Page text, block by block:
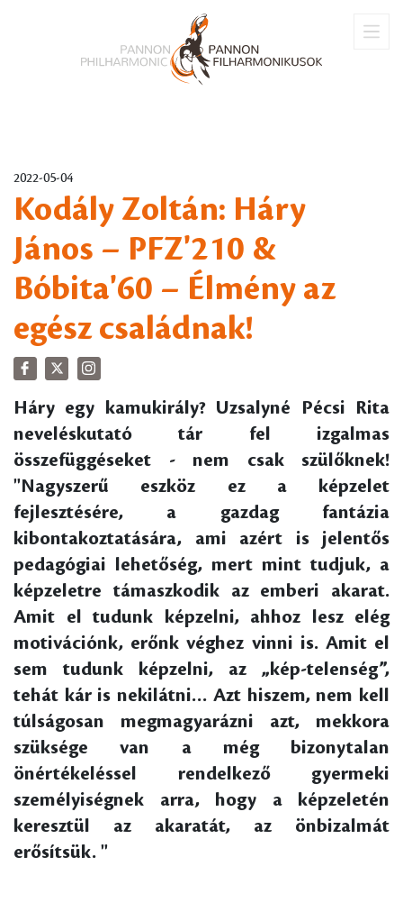
2022-05-04
Kodály Zoltán: Háry
János – PFZ'210 &
Bóbita'60 – Élmény az
egész családnak!
Háry egy kamukirály? Uzsalyné Pécsi Rita
neveléskutató tár fel izgalmas
összefüggéseket - nem csak szülőknek!
"Nagyszerű eszköz ez a képzelet
fejlesztésére, a gazdag fantázia
kibontakoztatására, ami azért is jelentős
pedagógiai lehetőség, mert mint tudjuk, a
képzeletre támaszkodik az emberi akarat.
Amit el tudunk képzelni, ahhoz lesz elég
motivációnk, erőnk véghez vinni is. Amit el
sem tudunk képzelni, az „kép-telenség”,
tehát kár is nekilátni… Azt hiszem, nem kell
túlságosan megmagyarázni azt, mekkora
szüksége van a még bizonytalan
önértékeléssel rendelkező gyermeki
személyiségnek arra, hogy a képzeletén
keresztül az akaratát, az önbizalmát
erősítsük. "